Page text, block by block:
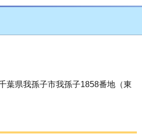
葉県我孫子市我孫子1858番地（東